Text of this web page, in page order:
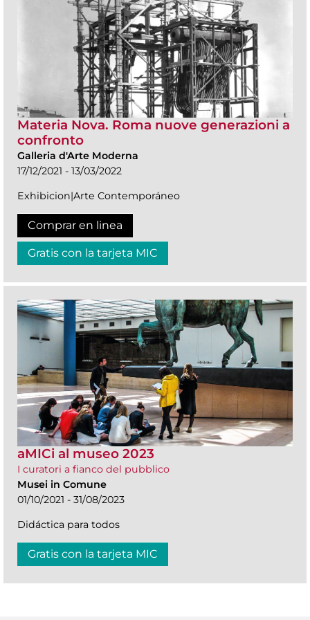
Materia Nova. Roma nuove generazioni a
confronto
Galleria d'Arte Moderna
17/12/2021 - 13/03/2022
Exhibicion|Arte Contemporáneo
Comprar en linea
Gratis con la tarjeta MIC
aMICi al museo 2023
I curatori a fianco del pubblico
Musei in Comune
01/10/2021 - 31/08/2023
Didáctica para todos
Gratis con la tarjeta MIC